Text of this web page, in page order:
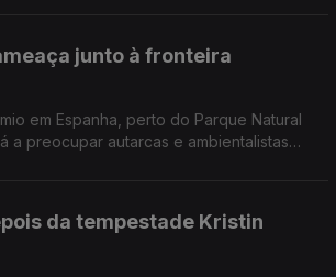
junto à fronteira
em Espanha, perto do Parque Natural
a preocupar autarcas e ambientalistas
da tempestade Kristin